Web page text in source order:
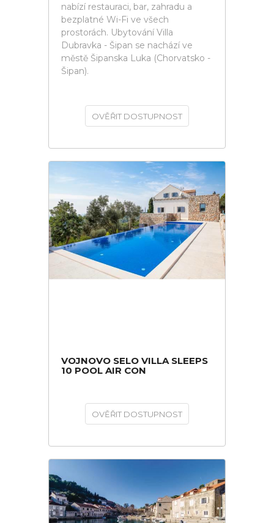
nabízí restauraci, bar, zahradu a
bezplatné Wi-Fi ve všech
prostorách. Ubytování Villa
Dubravka - Šipan se nachází ve
městě Šipanska Luka (Chorvatsko -
Šipan).
OVĚŘIT DOSTUPNOST
VOJNOVO SELO VILLA SLEEPS
10 POOL AIR CON
OVĚŘIT DOSTUPNOST